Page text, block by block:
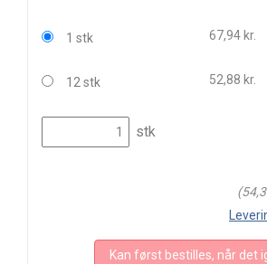
1 stk 67,94 kr.
12 stk 52,88 kr.
stk
(
Kan først bestilles, når det